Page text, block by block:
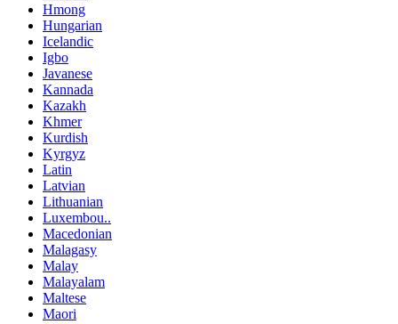
Hmong
Hungarian
Icelandic
Igbo
Javanese
Kannada
Kazakh
Khmer
Kurdish
Kyrgyz
Latin
Latvian
Lithuanian
Luxembou..
Macedonian
Malagasy
Malay
Malayalam
Maltese
Maori